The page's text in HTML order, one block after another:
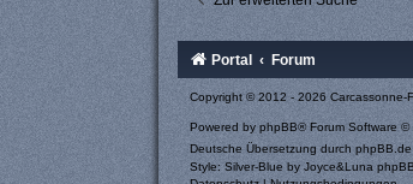
Portal Forum
Copyright © 2012 - 2026 Carcassonne-
Powered by phpBB® Forum Software ©
Deutsche Übersetzung durch phpBB.de
Style: Silver-Blue by Joyce&Luna